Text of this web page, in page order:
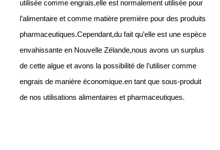
utilisée comme engrais,elle est normalement utilisée pour
l’alimentaire et comme matière première pour des produits
pharmaceutiques.Cependant,du fait qu’elle est une espèce
envahissante en Nouvelle Zélande,nous avons un surplus
de cette algue et avons la possibilité de l’utiliser comme
engrais de manière économique.en tant que sous-produit
de nos utilisations alimentaires et pharmaceutiques.